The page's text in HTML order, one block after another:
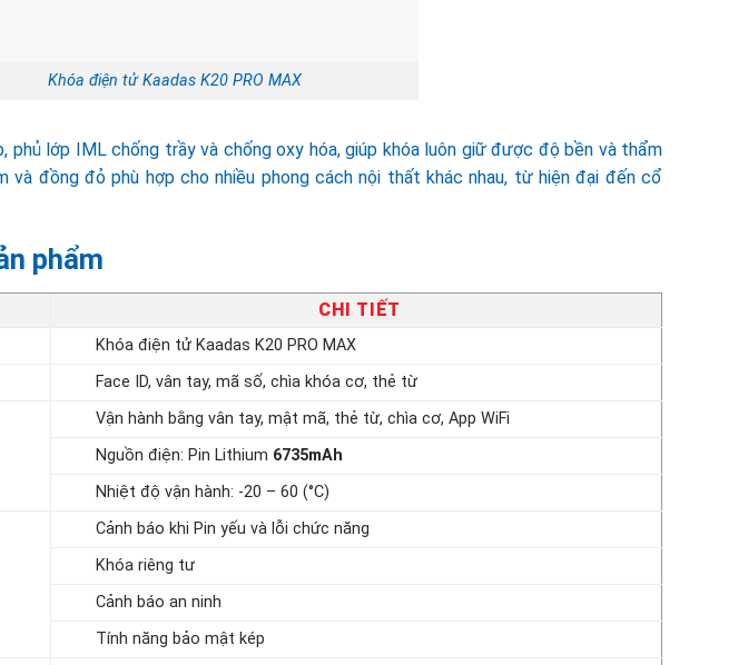
Khóa điện tử Kaadas K20 PRO MAX
phủ lớp IML chống trầy và chống oxy hóa, giúp khóa luôn giữ được độ bền và thẩm
và đồng đỏ phù hợp cho nhiều phong cách nội thất khác nhau, từ hiện đại đến cổ
phẩm
CHI TIẾT
Khóa điện tử Kaadas K20 PRO MAX
Face ID, vân tay, mã số, chìa khóa cơ, thẻ từ
Vận hành bằng vân tay, mật mã, thẻ từ, chìa cơ, App WiFi
Nguồn điện: Pin Lithium 6735mAh
Nhiệt độ vận hành: -20 – 60 (°C)
Cảnh báo khi Pin yếu và lỗi chức năng
Khóa riêng tư
Cảnh báo an ninh
Tính năng bảo mật kép